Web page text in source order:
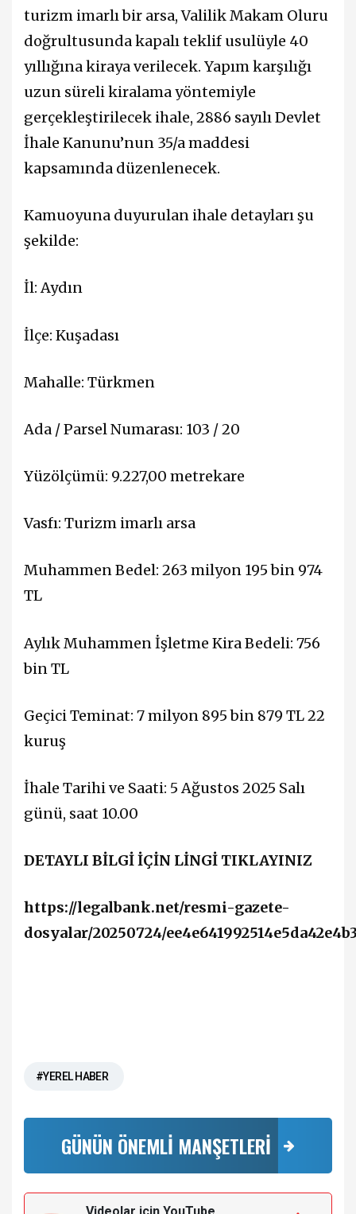
turizm imarlı bir arsa, Valilik Makam Oluru
doğrultusunda kapalı teklif usulüyle 40
yıllığına kiraya verilecek. Yapım karşılığı
uzun süreli kiralama yöntemiyle
gerçekleştirilecek ihale, 2886 sayılı Devlet
İhale Kanunu’nun 35/a maddesi
kapsamında düzenlenecek.
Kamuoyuna duyurulan ihale detayları şu
şekilde:
İl: Aydın
İlçe: Kuşadası
Mahalle: Türkmen
Ada / Parsel Numarası: 103 / 20
Yüzölçümü: 9.227,00 metrekare
Vasfı: Turizm imarlı arsa
Muhammen Bedel: 263 milyon 195 bin 974
TL
Aylık Muhammen İşletme Kira Bedeli: 756
bin TL
Geçici Teminat: 7 milyon 895 bin 879 TL 22
kuruş
İhale Tarihi ve Saati: 5 Ağustos 2025 Salı
günü, saat 10.00
DETAYLI BİLGİ İÇİN LİNGİ TIKLAYINIZ
https://legalbank.net/resmi-gazete-
dosyalar/20250724/
#YEREL HABER
GÜNÜN ÖNEMLİ MANŞETLERİ